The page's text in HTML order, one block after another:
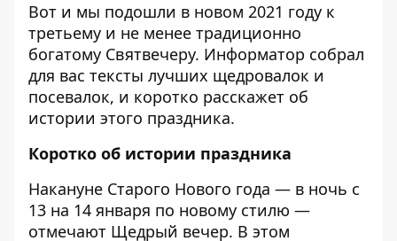
Вот и мы подошли в новом 2021 году к
третьему и не менее традиционно
богатому Святвечеру. Информатор собрал
для вас тексты лучших щедровалок и
посевалок, и коротко расскажет об
истории этого праздника.
Коротко об истории праздника
Накануне Старого Нового года — в ночь с
13 на 14 января по новому стилю —
отмечают Щедрый вечер. В этом